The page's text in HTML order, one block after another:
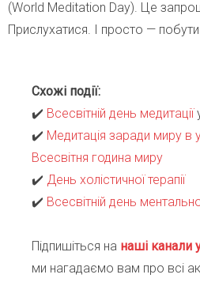
(World Meditation Day). Це
Прислухатися. І просто —
Схожі події:
✔️ Всесвітній день медитації
✔️ Медитація заради миру в
Всесвітня година миру
✔️ День холістичної терапії
✔️ Всесвітній день
Підпишіться на наші канали
ми нагадаємо вам про всі